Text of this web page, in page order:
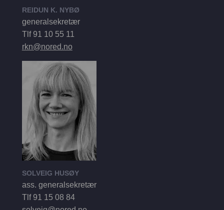
REIDUN K. NYBØ
generalsekretær
Tlf 91 10 55 11
rkn@nored.no
SOLVEIG HUSØY
ass. generalsekretær
Tlf 91 15 08 84